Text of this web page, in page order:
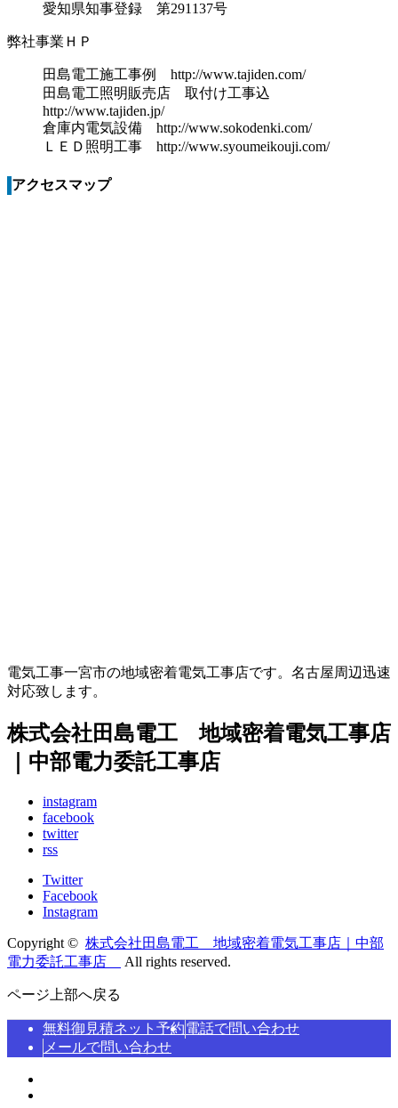
愛知県知事登録 第291137号
弊社事業ＨＰ
田島電工施工事例 http://www.tajiden.com/
田島電工照明販売店 取付け工事込
http://www.tajiden.jp/
倉庫内電気設備 http://www.sokodenki.com/
ＬＥＤ照明工事 http://www.syoumeikouji.com/
アクセスマップ
電気工事一宮市の地域密着電気工事店です。名古屋周辺迅速
対応致します。
株式会社田島電工 地域密着電気工事店
｜中部電力委託工事店
instagram
facebook
twitter
rss
Twitter
Facebook
Instagram
Copyright © 株式会社田島電工 地域密着電気工事店｜中部
電力委託工事店
All rights reserved.
ページ上部へ戻る
無料御見積ネット予約電話で問い合わせ
メールで問い合わせ